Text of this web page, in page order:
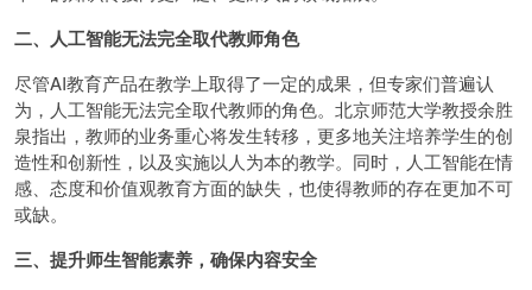
二、人工智能无法完全取代教师角色
尽管AI教育产品在教学上取得了一定的成果，但专家们普遍认
为，人工智能无法完全取代教师的角色。北京师范大学教授余胜
泉指出，教师的业务重心将发生转移，更多地关注培养学生的创
造性和创新性，以及实施以人为本的教学。同时，人工智能在情
感、态度和价值观教育方面的缺失，也使得教师的存在更加不可
或缺。
三、提升师生智能素养，确保内容安全